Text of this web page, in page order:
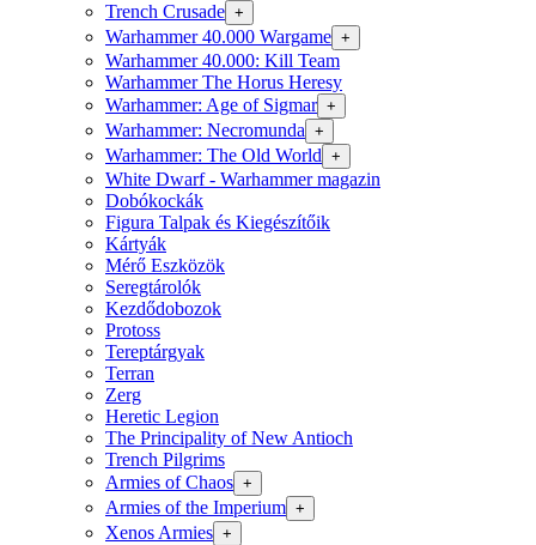
Trench Crusade +
Warhammer 40.000 Wargame +
Warhammer 40.000: Kill Team
Warhammer The Horus Heresy
Warhammer: Age of Sigmar +
Warhammer: Necromunda +
Warhammer: The Old World +
White Dwarf - Warhammer magazin
Dobókockák
Figura Talpak és Kiegészítőik
Kártyák
Mérő Eszközök
Seregtárolók
Kezdődobozok
Protoss
Tereptárgyak
Terran
Zerg
Heretic Legion
The Principality of New Antioch
Trench Pilgrims
Armies of Chaos +
Armies of the Imperium +
Xenos Armies +